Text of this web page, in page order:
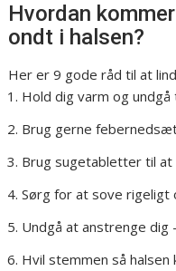
Hvordan
ondt i halsen?
Her er 9 gode råd til at
Hold dig varm og
Brug gerne
Brug sugetabletter til
Sørg for at sove rigeligt
Undgå at anstrenge dig
Hvil stemmen så halsen